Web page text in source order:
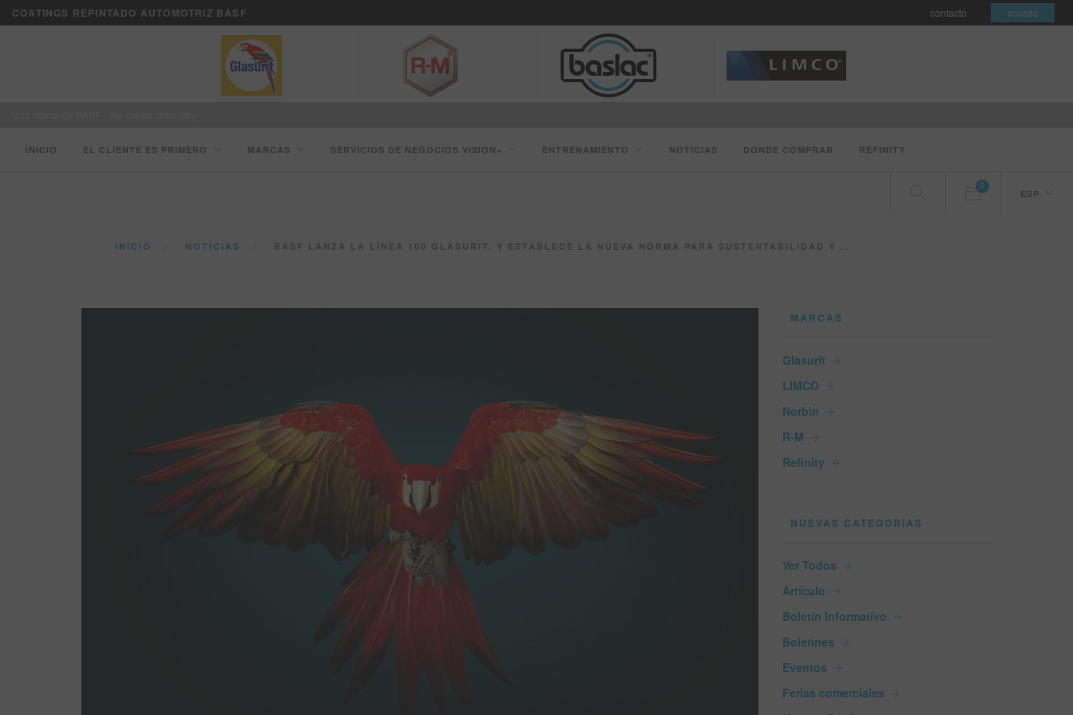
COATINGS REPINTADO AUTOMOTRIZ BASF contacto acceso
INICIO EL CLIENTE ES PRIMERO MARCAS SERVICIOS DE NEGOCIOS VISION+ ENTRENAMIENTO NOTICIAS DONDE COMPRAR REFINITY
0
ESP
INICIO NOTICIAS BASF LANZA LA LÍNEA 100 GLASURIT, Y ESTABLECE LA NUEVA NORMA PARA SUSTENTABILIDAD Y RENTABILIDAD EN EL NEGOCIO DE REPINTADO
MARCAS
Glasurit
LIMCO
Norbin
R-M
Refinity
NUEVAS CATEGORÍAS
Ver Todos
Artículo
Boletín Informativo
Boletines
Eventos
Ferias comerciales